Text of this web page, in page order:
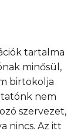
tartalma
minősül,
birtokolja
nem
szervezet,
nincs. Az itt